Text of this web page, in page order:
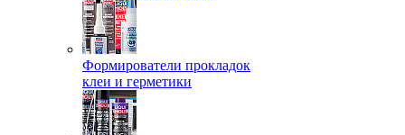
Формирователи прокладок
клеи и герметики